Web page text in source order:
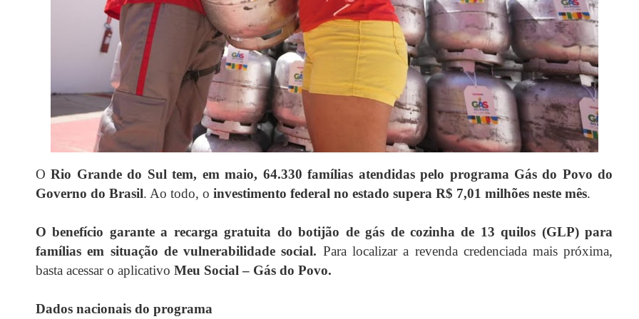
ORio Grande do Sul tem, em maio, 64.330 famílias atendidas pelo programa Gás do Povo do
Governo do Brasil. Ao todo, o investimento federal no estado supera R$ 7,01 milhões neste mês.
O benefício garante a recarga gratuita do botijão de gás de cozinha de 13 quilos (GLP) para
famílias em situação de vulnerabilidade social. Para localizar a revenda credenciada mais próxima,
basta acessar o aplicativo Meu Social – Gás do Povo.
Dados nacionais do programa